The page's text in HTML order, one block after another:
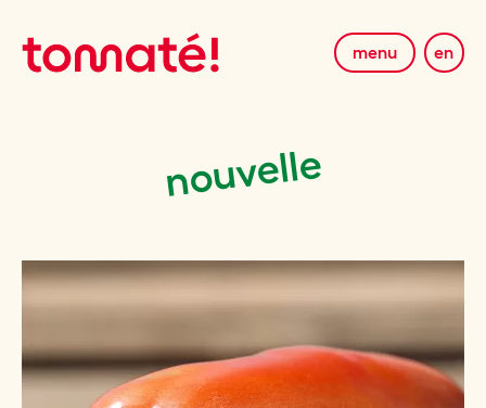
menu en
nouvelle